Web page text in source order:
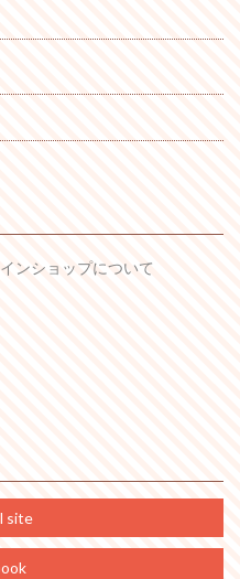
ンショップについて
site